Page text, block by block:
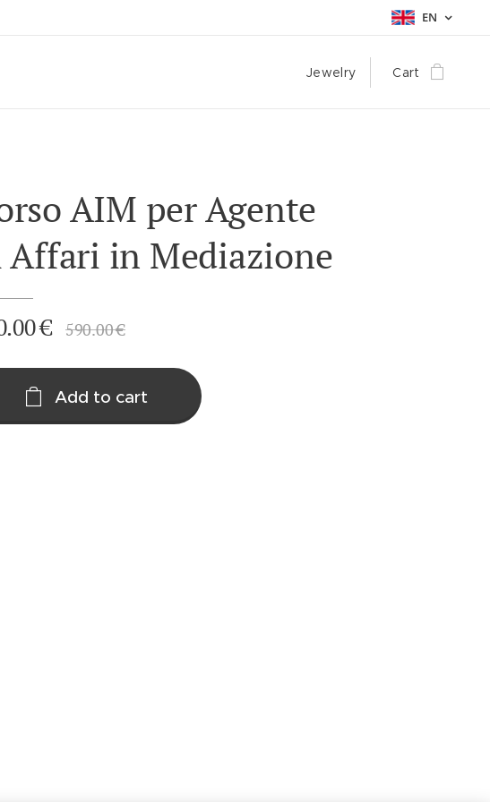
EN
Jewelry Cart
AIM per Agente
Affari in Mediazione
€ 590.00€
Add to cart